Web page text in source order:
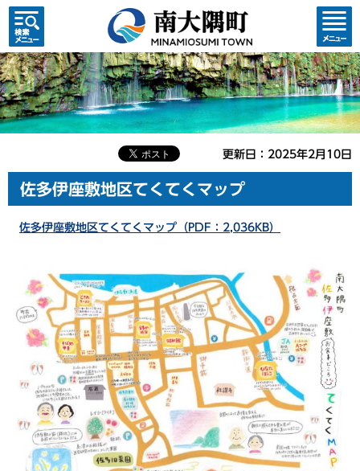
検索・
共通メ
ニュー
コンテ
ンツメ
ニュー
更新日：2025年2月10日
佐多伊座敷地区てくてくマップ
佐多伊座敷地区てくてくマップ（PDF：2,036KB）